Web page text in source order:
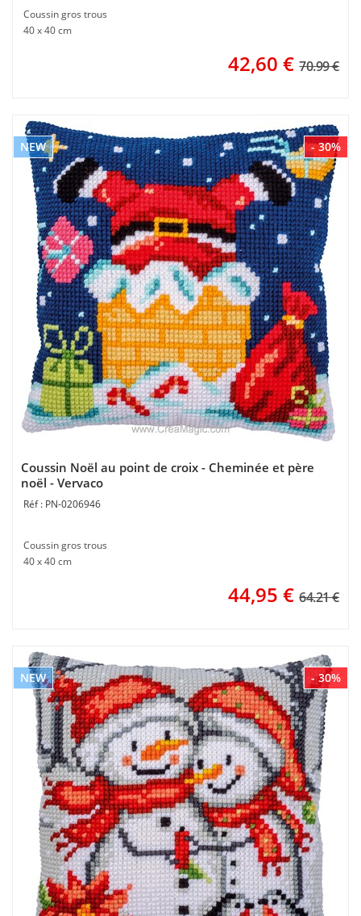
Coussin gros trous
40 x 40 cm
42,60 € 70.99 €
- 30%
NEW
Coussin Noël au point de croix - Cheminée et père
noël - Vervaco
PN-0206946
Coussin gros trous
40 x 40 cm
44,95 € 64.21 €
- 30%
NEW